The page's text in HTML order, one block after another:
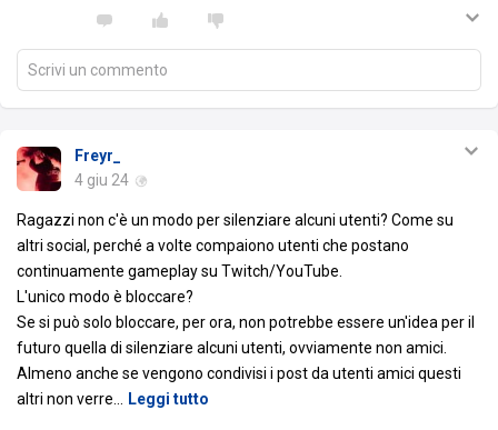
Scrivi un commento
Freyr_
4 giu 24
Ragazzi non c'è un modo per silenziare alcuni utenti? Come su
altri social, perché a volte compaiono utenti che postano
continuamente gameplay su Twitch/YouTube.
L'unico modo è bloccare?
Se si può solo bloccare, per ora, non potrebbe essere un'idea per il
futuro quella di silenziare alcuni utenti, ovviamente non amici.
Almeno anche se vengono condivisi i post da utenti amici questi
altri non verre
Leggi tutto